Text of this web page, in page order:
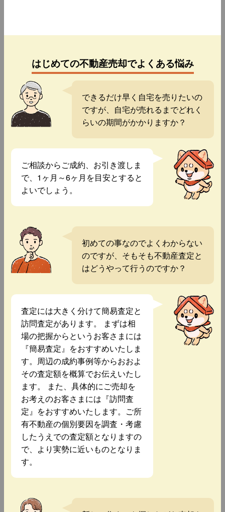
はじめての不動産売却でよくある悩み
できるだけ早く自宅を売りたいの
ですが、自宅が売れるまでどれく
らいの期間がかかりますか？
ご相談からご成約、お引き渡しま
で、1ヶ月～6ヶ月を目安とすると
よいでしょう。
初めての事なのでよくわからない
のですが、そもそも不動産査定と
はどうやって行うのですか？
査定には大きく分けて簡易査定と
訪問査定があります。 まずは相
場の把握からというお客さまには
『簡易査定』をおすすめいたしま
す。周辺の成約事例等からおおよ
その査定額を概算でお伝えいたし
ます。 また、具体的にご売却を
お考えのお客さまには『訪問査
定』をおすすめいたします。ご所
有不動産の個別要因を調査・考慮
したうえでの査定額となりますの
で、より実勢に近いものとなりま
す。